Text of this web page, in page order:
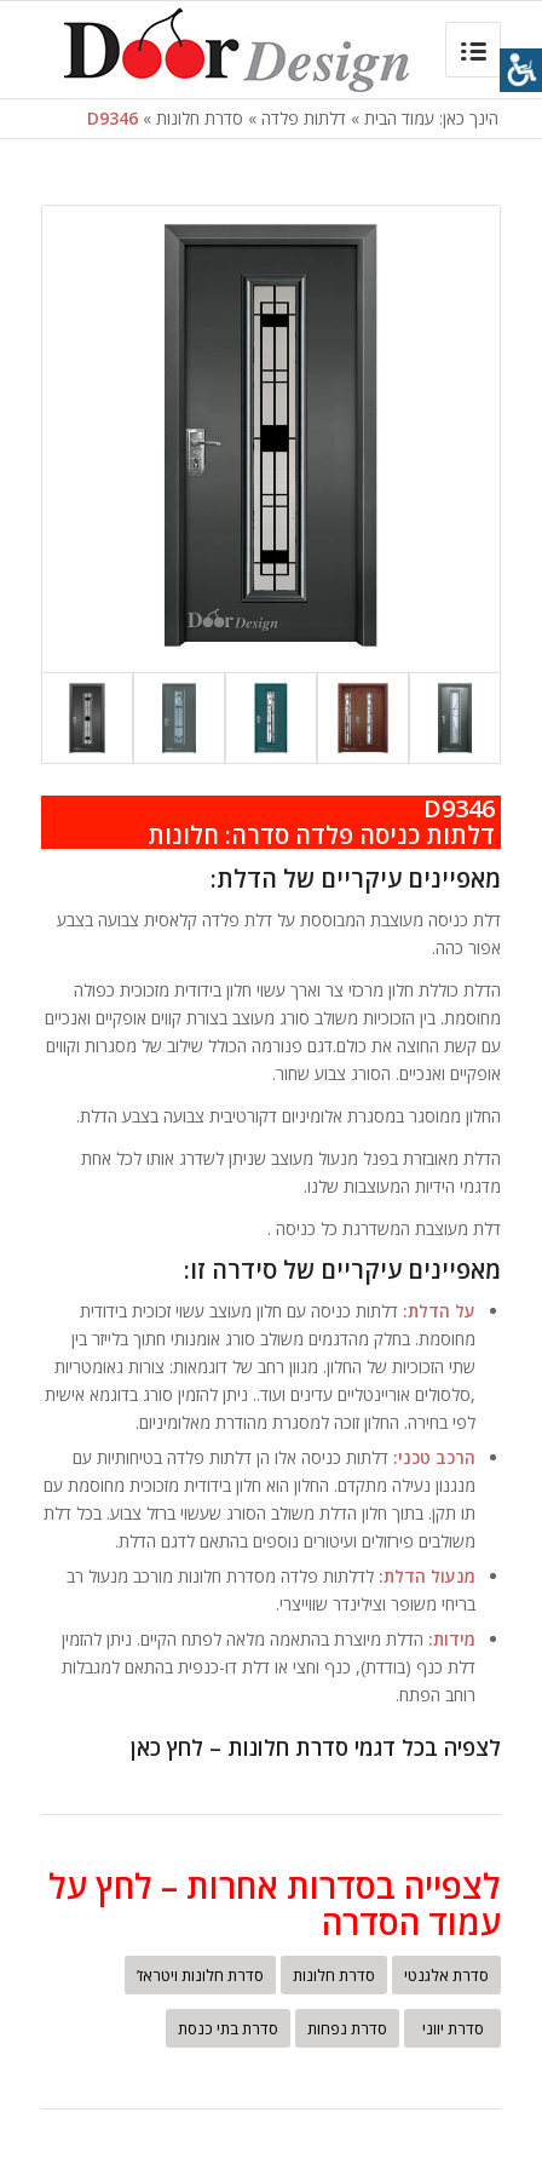
הינך כאן: עמוד הבית» דלתות פלדה» סדרת חלונות»
D9346
.דלתות כניסה פלדה סדרה: חלונות
מאפיינים עיקריים של הדלת:
דלת כניסה מעוצבת המבוססת על דלת פלדה קלאסית צבועה בצבע
אפור כהה.
הדלת כוללת חלון מרכזי צר וארך עשוי חלון בידודית מזכוכית כפולה
מחוסמת. בין הזכוכיות משולב סורג מעוצב בצורת קווים אופקיים ואנכיים
עם קשת החוצה את כולם.דגם פנורמה הכולל שילוב של מסגרות וקווים
אופקיים ואנכיים. הסורג צבוע שחור.
החלון ממוסגר במסגרת אלומיניום דקורטיבית צבועה בצבע הדלת.
הדלת מאובזרת בפנל מנעול מעוצב שניתן לשדרג אותו לכל אחת
מדגמי הידיות המעוצבות שלנו.
דלת מעוצבת המשדרגת כל כניסה .
מאפיינים עיקריים של סידרה זו:
על הדלת: דלתות כניסה עם חלון מעוצב עשוי זכוכית בידודית
מחוסמת. בחלק מהדגמים משולב סורג אומנותי חתוך בלייזר בין
שתי הזכוכיות של החלון. מגוון רחב של דוגמאות: צורות גאומטריות
,סלסולים אוריינטליים עדינים ועוד.. ניתן להזמין סורג בדוגמא אישית
לפי בחירה. החלון זוכה למסגרת מהודרת מאלומיניום.
הרכב טכני: דלתות כניסה אלו הן דלתות פלדה בטיחותיות עם
מנגנון נעילה מתקדם. החלון הוא חלון בידודית מזכוכית מחוסמת עם
תו תקן. בתוך חלון הדלת משולב הסורג שעשוי ברזל צבוע. בכל דלת
משולבים פירזולים ועיטורים נוספים בהתאם לדגם הדלת.
מנעול הדלת: לדלתות פלדה מסדרת חלונות מורכב מנעול רב
בריחי משופר וצילינדר שווייצרי.
מידות: הדלת מיוצרת בהתאמה מלאה לפתח הקיים. ניתן להזמין
דלת כנף (בודדת), כנף וחצי או דלת דו-כנפית בהתאם למגבלות
רוחב הפתח.
לצפיה בכל דגמי סדרת חלונות – לחץ כאן
לצפייה בסדרות אחרות – לחץ על
עמוד הסדרה
סדרת אלגנטי סדרת חלונות סדרת חלונות ויטראז’
סדרת יווני סדרת נפחות סדרת בתי כנסת